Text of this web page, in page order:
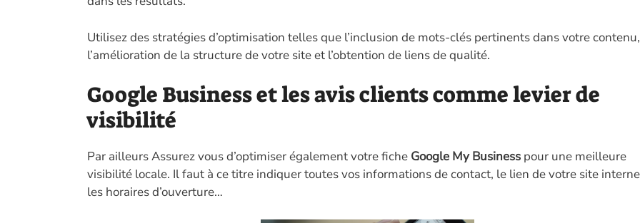
Utilisez des stratégies d’optimisation telles que l’inclusion de mots-clés pertinents dans votre contenu,
l’amélioration de la structure de votre site et l’obtention de liens de qualité.
Google Business et les avis clients comme levier de
visibilité
Par ailleurs Assurez vous d’optimiser également votre fiche Google My Business pour une meilleure
visibilité locale. Il faut à ce titre indiquer toutes vos informations de contact, le lien de votre site
les horaires d’ouverture…